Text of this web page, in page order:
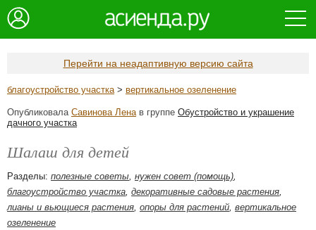
Перейти на неадаптивную версию сайта
благоустройство участка> вертикальное озеленение
Опубликовала Савинова Ленав группе Обустройство и украшение
дачного участка
Шалаш для детей
Разделы: полезные советы, нужен совет (помощь),
благоустройство участка, декоративные садовые растения,
лианы и вьющиеся растения, опоры для растений, вертикальное
озеленение